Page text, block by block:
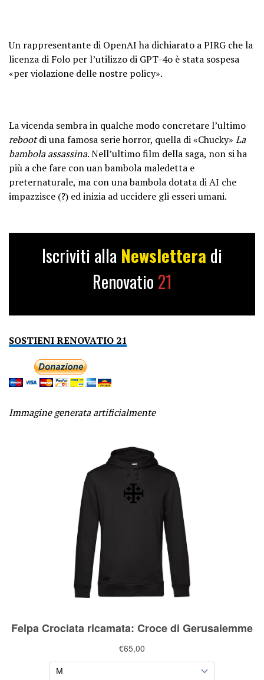
Un rappresentante di OpenAI ha dichiarato a PIRG che la
licenza di Folo per l’utilizzo di GPT-4o è stata sospesa
«per violazione delle nostre policy».
La vicenda sembra in qualche modo concretare l’ultimo
rebootdi una famosa serie horror, quella di «Chucky» La
bambola assassina. Nell’ultimo film della saga, non si ha
più a che fare con uan bambola maledetta e
preternaturale, ma con una bambola dotata di AI che
impazzisce (?) ed inizia ad uccidere gli esseri umani.
Iscriviti alla Newslettera di
Renovatio 21
SOSTIENI RENOVATIO 21
Immagine generata artificialmente